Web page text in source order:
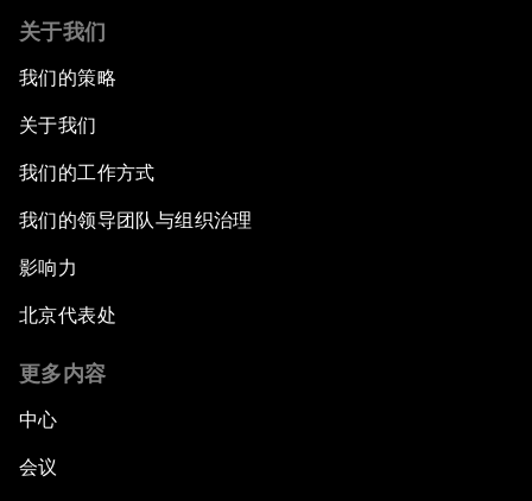
关于我们
我们的策略
关于我们
我们的工作方式
我们的领导团队与组织治理
影响力
北京代表处
更多内容
中心
会议